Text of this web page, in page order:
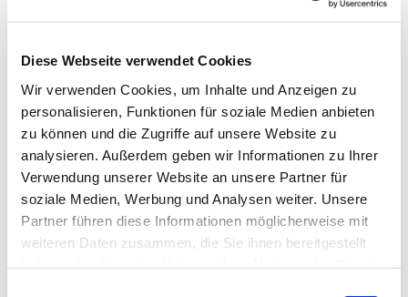
Diese Webseite verwendet Cookies
Wir verwenden Cookies, um Inhalte und Anzeigen zu
personalisieren, Funktionen für soziale Medien anbieten
zu können und die Zugriffe auf unsere Website zu
analysieren. Außerdem geben wir Informationen zu Ihrer
Verwendung unserer Website an unsere Partner für
soziale Medien, Werbung und Analysen weiter. Unsere
Partner führen diese Informationen möglicherweise mit
weiteren Daten zusammen, die Sie ihnen bereitgestellt
Dies könnte Sie auch
interessieren